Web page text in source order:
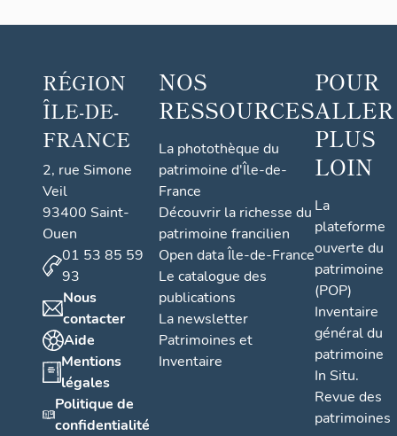
RÉGION
ÎLE-DE-
FRANCE
2, rue Simone
Veil
93400 Saint-
Ouen
01 53 85 59
93
Nous
contacter
Aide
Mentions
légales
Politique de
confidentialité
NOS
RESSOURCES
La photothèque du
patrimoine d'Île-de-
France
Découvrir la richesse du
patrimoine francilien
Open data Île-de-France
Le catalogue des
publications
La newsletter
Patrimoines et
Inventaire
POUR
ALLER
PLUS
LOIN
La
plateforme
ouverte du
patrimoine
(POP)
Inventaire
général du
patrimoine
In Situ.
Revue des
patrimoines